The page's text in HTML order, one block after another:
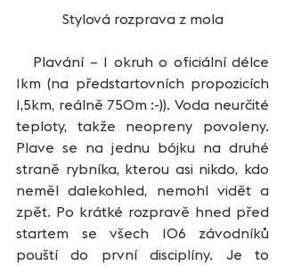
Stylová rozprava z mola
1km (na předstartovních propozicích
1,5km, reálně 750m :-)). Voda neurčité
teploty, takže neopreny povoleny.
Plave se na jednu bójku na druhé
straně rybníka, kterou asi nikdo, kdo
neměl dalekohled, nemohl vidět a
zpět. Po krátké rozpravě hned před
startem se všech 106 závodníků
pouští do první disciplíny. Je to